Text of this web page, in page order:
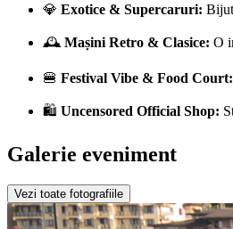
💎 Exotice & Supercaruri:
🕰️ Mașini Retro & Clasice: O
🍔 Festival Vibe & Food Court:
🛍️ Uncensored Official Shop:
Galerie eveniment
Vezi toate fotografiile